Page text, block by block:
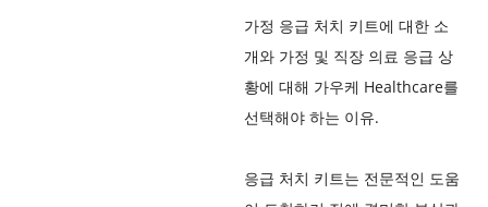
가정 응급 처치 키트에 대한 소
개와 가정 및 직장 의료 응급 상
황에 대해 가우케 Healthcare를
선택해야 하는 이유.
응급 처치 키트는 전문적인 도움